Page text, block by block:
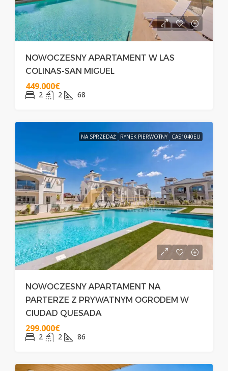
NOWOCZESNY APARTAMENT W LAS
COLINAS-SAN MIGUEL
449.000€
2 2 68
NA SPRZEDAŻ RYNEK PIERWOTNY CAS1040EU
NOWOCZESNY APARTAMENT NA
PARTERZE Z PRYWATNYM OGRODEM W
CIUDAD QUESADA
299.000€
2 2 86